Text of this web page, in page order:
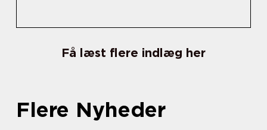
Få læst flere indlæg her
Flere Nyheder